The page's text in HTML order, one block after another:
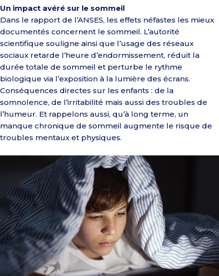
Un impact avéré sur le sommeil
Dans le rapport de l’ANSES, les effets néfastes les mieux
documentés concernent le sommeil. L’autorité
scientifique souligne ainsi que l’usage des réseaux
sociaux retarde l’heure d’endormissement, réduit la
durée totale de sommeil et perturbe le rythme
biologique via l’exposition à la lumière des écrans.
Conséquences directes sur les enfants : de la
somnolence, de l’irritabilité mais aussi des troubles de
l’humeur. Et rappelons aussi, qu’à long terme, un
manque chronique de sommeil augmente le risque de
troubles mentaux et physiques.